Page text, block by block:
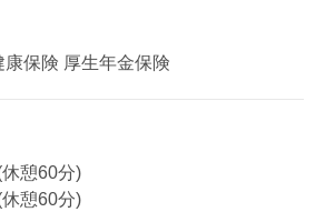
保険 厚生年金保険
憩60分)
憩60分)